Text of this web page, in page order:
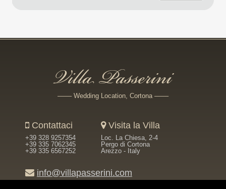
Villa Passerini
–––– Wedding Location, Cortona ––––
Contattaci
+39 328 9257354
+39 335 7062345
+39 335 6567252
Visita la Villa
Loc. La Chiesa, 2-4
Pergo di Cortona
Arezzo - Italy
info@villapasserini.com